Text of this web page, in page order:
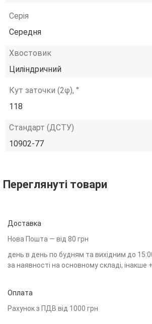
Серія
Середня
Хвостовик
Циліндричний
Кут заточки (2φ), °
118
Стандарт (ДСТУ)
10902-77
Переглянуті товари
Доставка
Нова Пошта — від 80 грн
день в день по будням та вихідним до
за наявності на основному складі, інакше
Оплата
Рахунок з ПДВ від 1000 грн